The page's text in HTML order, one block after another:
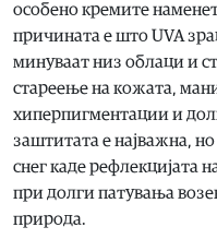
особено кремите
причината е што UVA
минуваат низ облаци и
стареење на кожата,
хиперпигментации и
заштитата е најважна,
снег каде рефлекцијата
при долги патувања
природа.